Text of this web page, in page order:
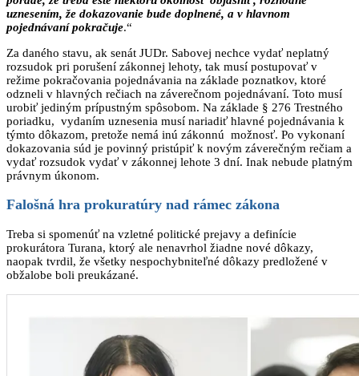
uznesením, že dokazovanie bude doplnené, a v hlavnom
pojednávaní pokračuje.“
Za daného stavu, ak senát JUDr. Sabovej nechce vydať neplatný
rozsudok pri porušení zákonnej lehoty, tak musí postupovať v
režime pokračovania pojednávania na základe poznatkov, ktoré
odzneli v hlavných rečiach na záverečnom pojednávaní. Toto musí
urobiť jediným prípustným spôsobom. Na základe § 276 Trestného
poriadku, vydaním uznesenia musí nariadiť hlavné pojednávania k
týmto dôkazom, pretože nemá inú zákonnú možnosť. Po vykonaní
dokazovania súd je povinný pristúpiť k novým záverečným rečiam a
vydať rozsudok vydať v zákonnej lehote 3 dní. Inak nebude platným
právnym úkonom.
Falošná hra prokuratúry nad rámec zákona
Treba si spomenúť na vzletné politické prejavy a definície
prokurátora Turana, ktorý ale nenavrhol žiadne nové dôkazy,
naopak tvrdil, že všetky nespochybniteľné dôkazy predložené v
obžalobe boli preukázané.